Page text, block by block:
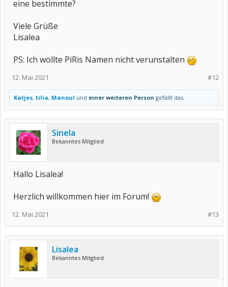
eine bestimmte?
Viele Grüße
Lisalea
PS: Ich wollte PiRis Namen nicht verunstalten
#12
12. Mai 2021
Katjes, tilia, Manoul und einer weiteren Person gefällt das.
Sinela
Bekanntes Mitglied
Hallo Lisalea!
Herzlich willkommen hier im Forum!
#13
12. Mai 2021
Lisalea
Bekanntes Mitglied